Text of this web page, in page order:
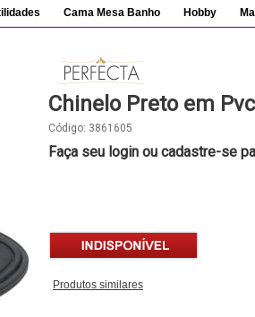
Cama Mesa Banho Hobby
Chinelo Preto em Pvc
Código: 3861605
Faça seu login ou cadastre-se
Produtos similares